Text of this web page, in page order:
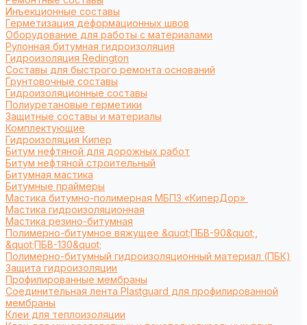
Инъекционные составы
Герметизация деформационных швов
Оборудование для работы с материалами
Рулонная битумная гидроизоляция
Гидроизоляция Redington
Составы для быстрого ремонта оснований
Грунтовочные составы
Гидроизоляционные составы
Полиуретановые герметики
Защитные составы и материалы
Комплектующие
Гидроизоляция Кипер
Битум нефтяной для дорожных работ
Битум нефтяной строительный
Битумная мастика
Битумные праймеры
Мастика битумно-полимерная МБПЗ «КиперДор»
Мастика гидроизоляционная
Мастика резино-битумная
Полимерно-битумное вяжущее &quot;ПБВ-90&quot;,
&quot;ПБВ-130&quot;
Полимерно-битумный гидроизоляционный материал (ПБК)
Защита гидроизоляции
Профилированные мембраны
Соединительная лента Plastguard для профилированной
мембраны
Клеи для теплоизоляции